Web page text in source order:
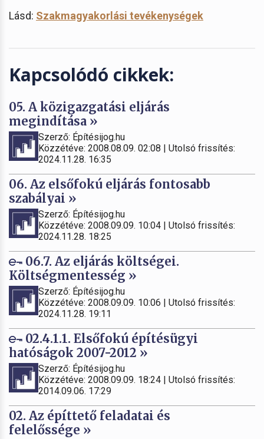
Lásd: Szakmagyakorlási tevékenységek
Kapcsolódó cikkek:
05. A közigazgatási eljárás
megindítása »
Szerző: Építésijog.hu
Közzétéve: 2008.08.09. 02:08 | Utolsó frissítés:
2024.11.28. 16:35
06. Az elsőfokú eljárás fontosabb
szabályai »
Szerző: Építésijog.hu
Közzétéve: 2008.09.09. 10:04 | Utolsó frissítés:
2024.11.28. 18:25
06.7. Az eljárás költségei.
Költségmentesség »
Szerző: Építésijog.hu
Közzétéve: 2008.09.09. 10:06 | Utolsó frissítés:
2024.11.28. 19:11
02.4.1.1. Elsőfokú építésügyi
hatóságok 2007-2012 »
Szerző: Építésijog.hu
Közzétéve: 2008.09.09. 18:24 | Utolsó frissítés:
2014.09.06. 17:29
02. Az építtető feladatai és
felelőssége »